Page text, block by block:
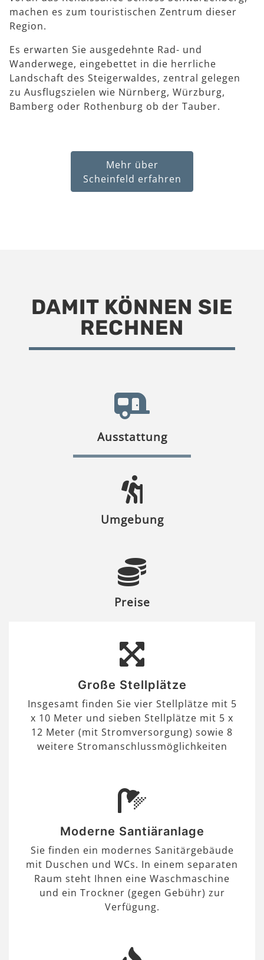
machen es zum touristischen Zentrum dieser
Region.
Es erwarten Sie ausgedehnte Rad- und
Wanderwege, eingebettet in die herrliche
Landschaft des Steigerwaldes, zentral gelegen
zu Ausflugszielen wie Nürnberg, Würzburg,
Bamberg oder Rothenburg ob der Tauber.
Mehr über
Scheinfeld erfahren
DAMIT KÖNNEN SIE
RECHNEN
Ausstattung
Umgebung
Preise
Große Stellplätze
Insgesamt finden Sie vier Stellplätze mit 5
x 10 Meter und sieben Stellplätze mit 5 x
12 Meter (mit Stromversorgung) sowie 8
weitere Stromanschlussmöglichkeiten
Moderne Santiäranlage
Sie finden ein modernes Sanitärgebäude
mit Duschen und WCs. In einem separaten
Raum steht Ihnen eine Waschmaschine
und ein Trockner (gegen Gebühr) zur
Verfügung.